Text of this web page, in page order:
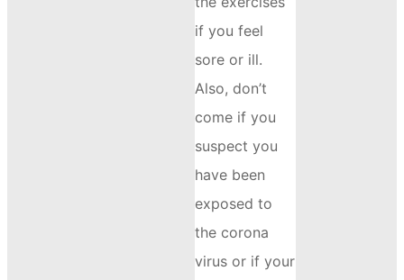
if you feel
sore or ill.
Also, don’t
come if you
suspect you
have been
exposed to
the corona
virus or if your